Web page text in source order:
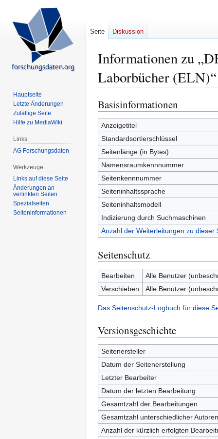
Informationen zu
Laborbücher (ELN)“
Zur
Navigation
springen
Zur
Suche
springen
Basisinformationen
Anzeigetitel
Standardsortierschlüssel
Seitenlänge (in Bytes)
Namensraumkennnummer
Seitenkennnummer
Seiteninhaltssprache
Seiteninhaltsmodell
Indizierung durch Suchmaschinen
Anzahl der Weiterleitungen zu dieser
Seitenschutz
Bearbeiten
Alle Benutzer
Verschieben
Alle Benutzer
Das Seitenschutz-Logbuch für diese
Versionsgeschichte
Seitenersteller
Datum der Seitenerstellung
Letzter Bearbeiter
Datum der letzten Bearbeitung
Gesamtzahl der Bearbeitungen
Gesamtzahl unterschiedlicher Autoren
Anzahl der kürzlich erfolgten
Seite Diskussion
Hauptseite
Letzte Änderungen
Zufällige Seite
Hilfe zu MediaWiki
Links
AG Forschungsdaten
Werkzeuge
Links auf diese Seite
Änderungen an
verlinkten Seiten
Spezialseiten
Seiten­­informationen